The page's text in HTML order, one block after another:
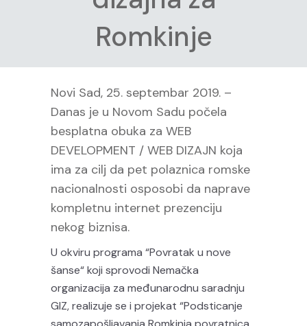
Romkinje
Novi Sad, 25. septembar 2019. –
Danas je u Novom Sadu počela
besplatna obuka za WEB
DEVELOPMENT / WEB DIZAJN koja
ima za cilj da pet polaznica romske
nacionalnosti osposobi da naprave
kompletnu internet prezenciju
nekog biznisa.
U okviru programa “Povratak u nove
šanse“ koji sprovodi Nemačka
organizacija za međunarodnu saradnju
GIZ, realizuje se i projekat “Podsticanje